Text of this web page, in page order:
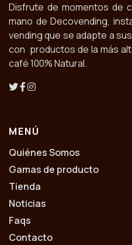
Disfrute de momentos de
mano de Decovending,
vending que se adapte a
con productos de la más
café 100% Natural.
MENÚ
Quiénes Somos
Gamas de producto
Tienda
Noticias
Faqs
Contacto